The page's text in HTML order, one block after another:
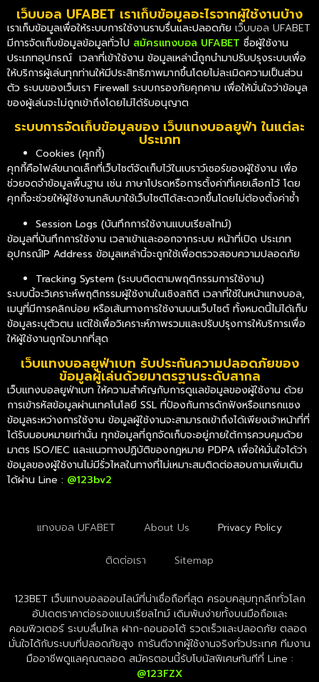
เว็บบอล UFABET เราเก็บข้อมูลอะไรจากผู้ใช้งานบ้าง
เราเก็บข้อมูลเพื่อให้ระบบการใช้งานราบรื่นและปลอดภัย เว็บบอล UFABET
มีการจัดเก็บข้อมูลข้อมูลทั่วไป สมัครแทงบอล UFABET ชื่อผู้ใช้งาน
ประเภทอุปกรณ์ เวลาที่เข้าใช้งาน ข้อมูลเหล่านี้ถูกนำมาปรับปรุงระบบเพื่อ
ให้บริการผู้เล่นทุกท่านให้มีประสิทธิภาพมากขึ้นโดยไม่ละเมิดความเป็นส่วน
ตัว ระบบของเว็บเรา Firewall ระบบกรองภัยคุกคาม เพื่อให้มั่นใจว่าข้อมูล
ของผู้เล่นจะไม่ถูกเข้าถึงโดยไม่ได้รับอนุญาต
ระบบการจัดเก็บข้อมูลของ เว็บแทงบอลยูฟ่า ในแต่ละ
ประเภท
Cookies (คุกกี้)
คุกกี้คือไฟล์ขนาดเล็กที่เว็บไซต์จัดเก็บไว้ในเบราว์เซอร์ของผู้ใช้งาน เพื่อ
ช่วยจดจำข้อมูลพื้นฐาน เช่น ภาษาโปรดหรือการตั้งค่าที่เคยเลือกไว้ โดย
คุกกี้จะช่วยให้ผู้ใช้งานกลับมาใช้เว็บไซต์ได้สะดวกขึ้นโดยไม่ต้องตั้งค่าซ้ำ
Session Logs (บันทึกการใช้งานแบบเรียลไทม์)
ข้อมูลที่บันทึกการใช้งาน เวลาเข้าและออกจากระบบ หน้าที่เปิด ประเภท
อุปกรณ์IP Address ข้อมูลเหล่านี้จะถูกใช้เพื่อตรวจสอบความปลอดภัย
Tracking System (ระบบติดตามพฤติกรรมการใช้งาน)
ระบบนี้จะวิเคราะห์พฤติกรรมผู้ใช้งานในเชิงสถิติ เวลาที่ใช้ในหน้าแทงบอล,
เมนูที่มีการคลิกบ่อย หรือเส้นทางการใช้งานบนเว็บไซต์ ทั้งหมดนี้ไม่ได้เก็บ
ข้อมูลระบุตัวตน แต่ใช้เพื่อวิเคราะห์ภาพรวมและปรับปรุงการให้บริการเพื่อ
ให้ผู้ใช้งานถูกใจมากที่สุด
เว็บแทงบอลยูฟ่าเบท รับประกันความปลอดภัยของ
ข้อมูลผู้เล่นด้วยมาตรฐานระดับสากล
เว็บแทงบอลยูฟ่าเบทให้ความสำคัญกับการดูแลข้อมูลของผู้ใช้งาน ด้วย
การเข้ารหัสข้อมูลผ่านเทคโนโลยี SSL ที่ป้องกันการดักฟังหรือแทรกแซง
ข้อมูลระหว่างการใช้งาน ข้อมูลผู้ใช้งานจะสามารถเข้าถึงได้เพียงเจ้าหน้าที่ที่
ได้รับมอบหมายเท่านั้น ทุกข้อมูลที่ถูกจัดเก็บจะอยู่ภายใต้การควบคุมด้วย
มาตร ISO/IEC และแนวทางปฏิบัติของกฎหมาย PDPA เพื่อให้มั่นใจได้ว่า
ข้อมูลของผู้ใช้งานไม่มีรั่วไหลในทางที่ไม่เหมาะสมติดต่อสอบถามเพิ่มเติม
ได้ผ่าน Line : @123bv2
แทงบอล UFABET About Us Privacy Policy
ติดต่อเรา Sitemap
123BET เว็บแทงบอลออนไลน์ที่น่าเชื่อถือที่สุด ครอบคลุมทุกลีกทั่วโลก
อัปเดตราคาต่อรองแบบเรียลไทม์ เดิมพันง่ายทั้งบนมือถือและ
คอมพิวเตอร์ ระบบลื่นไหล ฝาก-ถอนออโต้ รวดเร็วและปลอดภัย ตลอด
มั่นใจได้กับระบบที่ปลอดภัยสูง การันตีจากผู้ใช้งานจริงทั่วประเทศ ทีมงาน
มืออาชีพดูแลคุณตลอด สมัครตอนนี้รับโบนัสพิเศษทันทีที่ Line :
@123FZX